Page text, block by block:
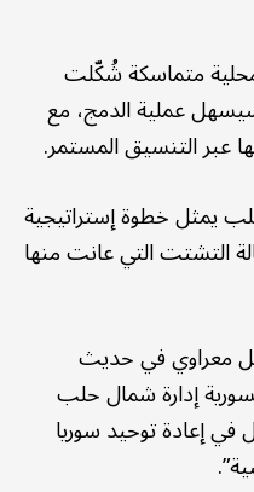
متماسكة شُكّلت
عملية الدمج، مع
عبر التنسيق المستمر.
يمثل خطوة إستراتيجية
التشتت التي عانت منها
معراوي في حديث
إدارة شمال حلب
إعادة توحيد سوريا